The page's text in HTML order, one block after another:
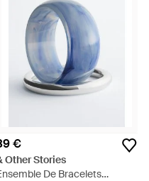
€
Other Stories
De Bracelets